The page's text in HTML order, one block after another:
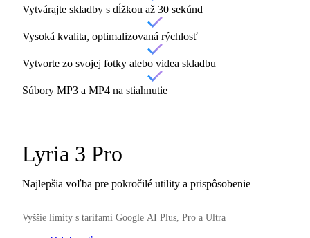
Vytvárajte skladby s dĺžkou až 30 sekúnd
Vysoká kvalita, optimalizovaná rýchlosť
Vytvorte zo svojej fotky alebo videa skladbu
Súbory MP3 a MP4 na stiahnutie
Lyria 3 Pro
Najlepšia voľba pre pokročilé utility a prispôsobenie
Vyššie limity s tarifami Google AI Plus, Pro a Ultra